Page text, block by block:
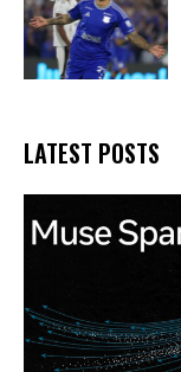
LATEST POSTS